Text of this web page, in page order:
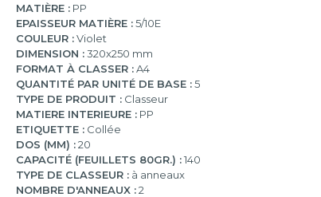
MATIÈRE : PP
EPAISSEUR MATIÈRE :5/10E
COULEUR :Violet
DIMENSION :320x250 mm
FORMAT À CLASSER :A4
QUANTITÉ PAR UNITÉ DE BASE :5
TYPE DE PRODUIT : Classeur
MATIERE INTERIEURE : PP
ETIQUETTE : Collée
DOS (MM) :20
CAPACITÉ (FEUILLETS 80GR.) :140
TYPE DE CLASSEUR : à anneaux
NOMBRE D'ANNEAUX :2